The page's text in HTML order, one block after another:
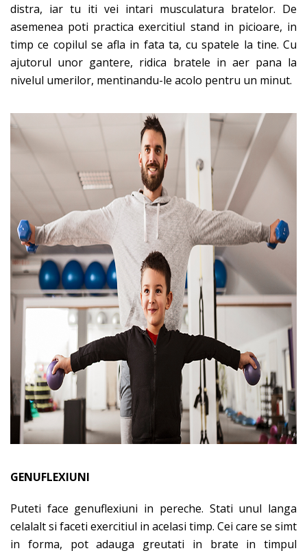
distra, iar tu iti vei intari musculatura bratelor. De
asemenea poti practica exercitiul stand in picioare, in
timp ce copilul se afla in fata ta, cu spatele la tine. Cu
ajutorul unor gantere, ridica bratele in aer pana la
nivelul umerilor, mentinandu-le acolo pentru un minut.
GENUFLEXIUNI
Puteti face genuflexiuni in pereche. Stati unul langa
celalalt si faceti exercitiul in acelasi timp. Cei care se simt
in forma, pot adauga greutati in brate in timpul